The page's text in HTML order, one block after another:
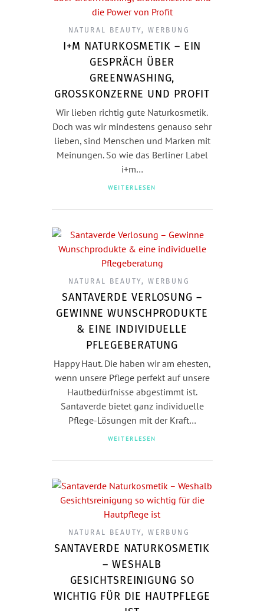
NATURAL BEAUTY,WERBUNG
I+M NATURKOSMETIK – EIN
GESPRÄCH ÜBER
GREENWASHING,
GROSSKONZERNE UND PROFIT
Wir lieben richtig gute Naturkosmetik.
Doch was wir mindestens genauso sehr
lieben, sind Menschen und Marken mit
Meinungen. So wie das Berliner Label
i+m…
WEITERLESEN
NATURAL BEAUTY,WERBUNG
SANTAVERDE VERLOSUNG –
GEWINNE WUNSCHPRODUKTE
& EINE INDIVIDUELLE
PFLEGEBERATUNG
Happy Haut. Die haben wir am ehesten,
wenn unsere Pflege perfekt auf unsere
Hautbedürfnisse abgestimmt ist.
Santaverde bietet ganz individuelle
Pflege-Lösungen mit der Kraft…
WEITERLESEN
NATURAL BEAUTY,WERBUNG
SANTAVERDE NATURKOSMETIK
– WESHALB
GESICHTSREINIGUNG SO
WICHTIG FÜR DIE HAUTPFLEGE